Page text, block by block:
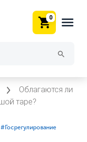
0
Облагаются ли
таре?
#⁣Госрегулирование